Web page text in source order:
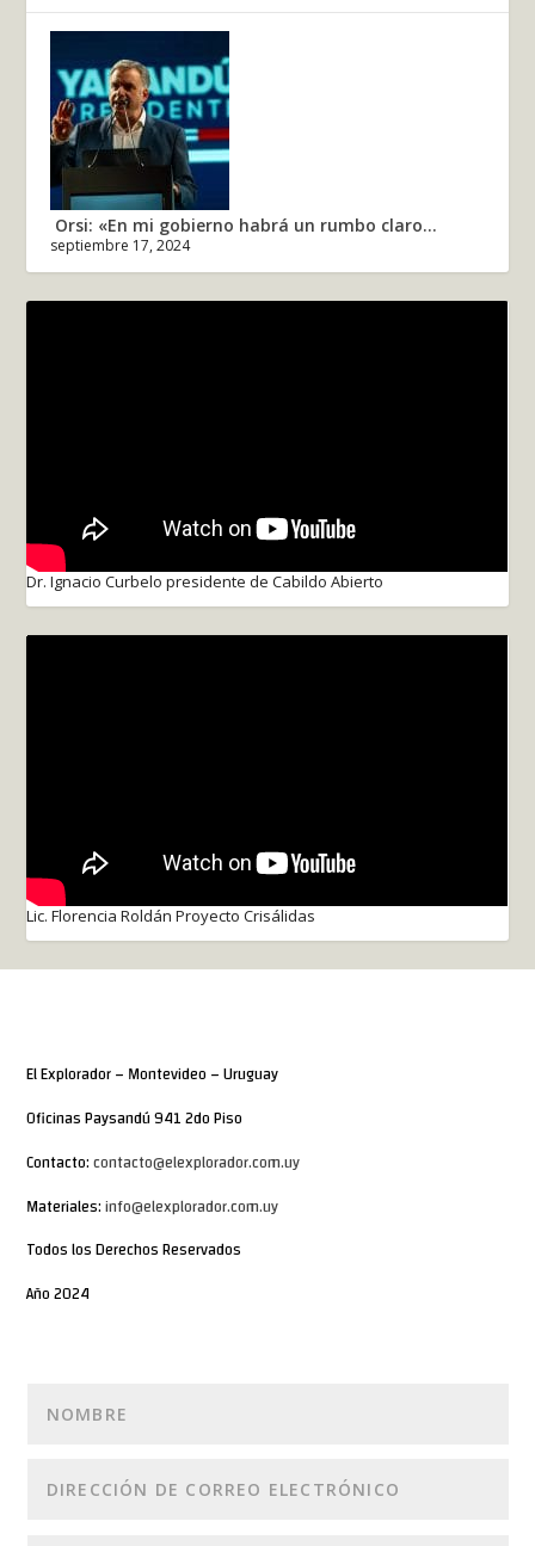
Orsi: «En mi gobierno habrá un rumbo claro...
septiembre 17, 2024
Dr. Ignacio Curbelo presidente de Cabildo Abierto
Lic. Florencia Roldán Proyecto Crisálidas
El Explorador – Montevideo – Uruguay
Oficinas Paysandú 941 2do Piso
Contacto:contacto@elexplorador.com.uy
Materiales:info@elexplorador.com.uy
Todos los Derechos Reservados
Año 2024